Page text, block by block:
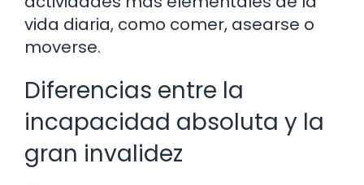
vida diaria, como comer, asearse o
moverse.
Diferencias entre la
incapacidad absoluta y la
gran invalidez